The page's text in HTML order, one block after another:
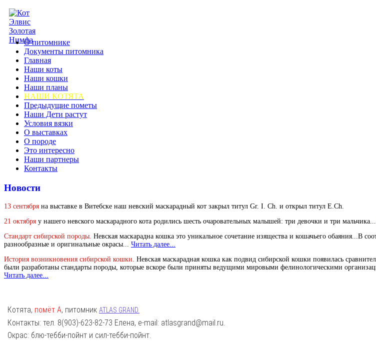
О питомнике
Документы питомника
Главная
Наши коты
Наши кошки
Наши планы
НАШИ КОТЯТА
Предыдущие пометы
Наши Дети растут
Условия вязки
О выставках
О породе
Это интересно
Наши партнеры
Контакты
Новости
13 сентября на выставке в Витебске наш невский маскарадный кот закрыл титул Gr. I. Ch. и открыл титул E.Ch.
21 октября у нашего невского маскарадного кота родились шесть очаровательных малышей: три девочки и три
Стандарт сибирской породы. Невская маскарадна кошка это уникальное сочетание изящества и кошачьего обаяния...В
разнообразные и оригинальные окрасы... Читать далее...
История возникновения сибирской кошки. Невская маскарадная кошка как подвид сибирской кошки появилась
были разработаны стандарты породы, которые вскоре были приняты ведущими мировыми фелинологическими
Читать далее...
Котята, помёт А, питомник ATLAS GRAND.
Контакты: тел. 8(903)-623-82-73 Елена, e-mail: atlasgrand@mail.ru.
Окрас: блю-тебби-пойнт и сил-тебби-пойнт.